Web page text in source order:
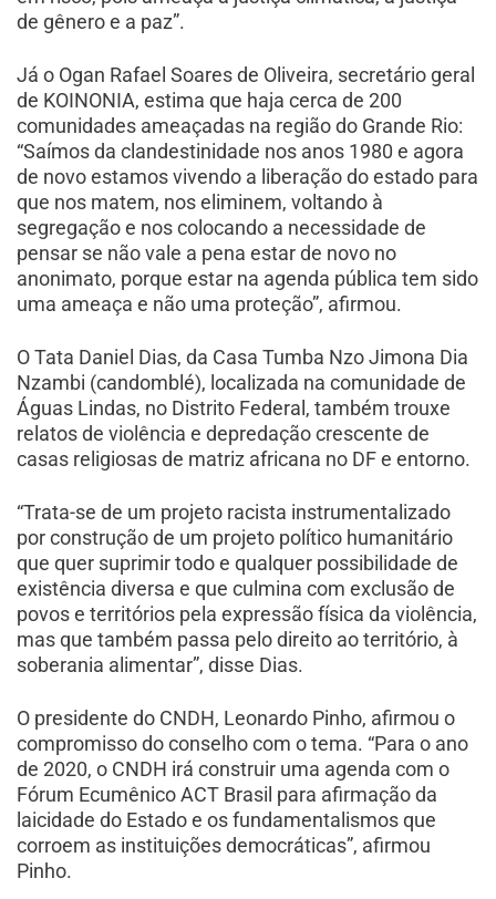
de gênero e a paz”.
Já o Ogan Rafael Soares de Oliveira, secretário geral
de KOINONIA, estima que haja cerca de 200
comunidades ameaçadas na região do Grande Rio:
“Saímos da clandestinidade nos anos 1980 e agora
de novo estamos vivendo a liberação do estado para
que nos matem, nos eliminem, voltando à
segregação e nos colocando a necessidade de
pensar se não vale a pena estar de novo no
anonimato, porque estar na agenda pública tem sido
uma ameaça e não uma proteção”, afirmou.
O Tata Daniel Dias, da Casa Tumba Nzo Jimona Dia
Nzambi (candomblé), localizada na comunidade de
Águas Lindas, no Distrito Federal, também trouxe
relatos de violência e depredação crescente de
casas religiosas de matriz africana no DF e entorno.
“Trata-se de um projeto racista instrumentalizado
por construção de um projeto político humanitário
que quer suprimir todo e qualquer possibilidade de
existência diversa e que culmina com exclusão de
povos e territórios pela expressão física da violência,
mas que também passa pelo direito ao território, à
soberania alimentar”, disse Dias.
O presidente do CNDH, Leonardo Pinho, afirmou o
compromisso do conselho com o tema. “Para o ano
de 2020, o CNDH irá construir uma agenda com o
Fórum Ecumênico ACT Brasil para afirmação da
laicidade do Estado e os fundamentalismos que
corroem as instituições democráticas”, afirmou
Pinho.